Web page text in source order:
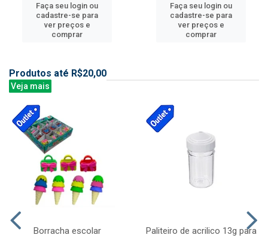
Faça seu login ou
cadastre-se para
ver preços e
comprar
Faça seu login ou
cadastre-se para
ver preços e
comprar
Produtos até R$20,00
Veja mais
Borracha escolar
Paliteiro de acrilico 13g para